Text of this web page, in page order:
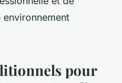
pour